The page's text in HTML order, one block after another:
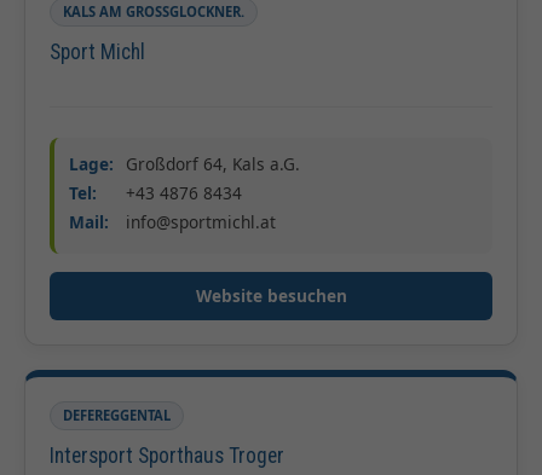
KALS AM GROSSGLOCKNER.
Sport Michl
Lage:
Großdorf 64, Kals a.G.
Tel:
+43 4876 8434
Mail:
info@sportmichl.at
Website besuchen
DEFEREGGENTAL
Intersport Sporthaus Troger